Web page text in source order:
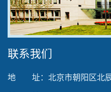
联系我们
地 址：北京市朝阳区北辰